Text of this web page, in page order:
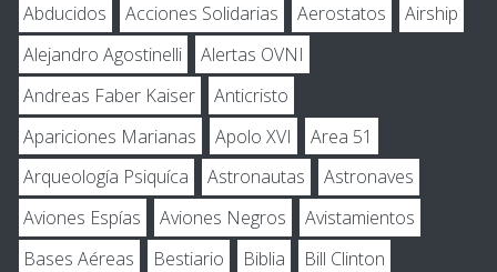
Abducidos Acciones Solidarias Aerostatos
Airship
Alejandro Agostinelli
Alertas OVNI
Andreas Faber Kaiser
Anticristo
Apariciones Marianas
Apolo XVI
Area 51
Arqueología Psiquíca
Astronautas
Astronaves
Aviones Espías
Aviones Negros
Avistamientos
Bases Aéreas
Bestiario Biblia
Bill Clinton